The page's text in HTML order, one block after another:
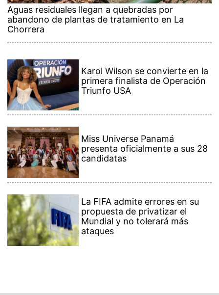
Aguas residuales llegan a quebradas por
abandono de plantas de tratamiento en La
Chorrera
Karol Wilson se convierte en la
primera finalista de Operación
Triunfo USA
Miss Universe Panamá
presenta oficialmente a sus 28
candidatas
La FIFA admite errores en su
propuesta de privatizar el
Mundial y no tolerará más
ataques